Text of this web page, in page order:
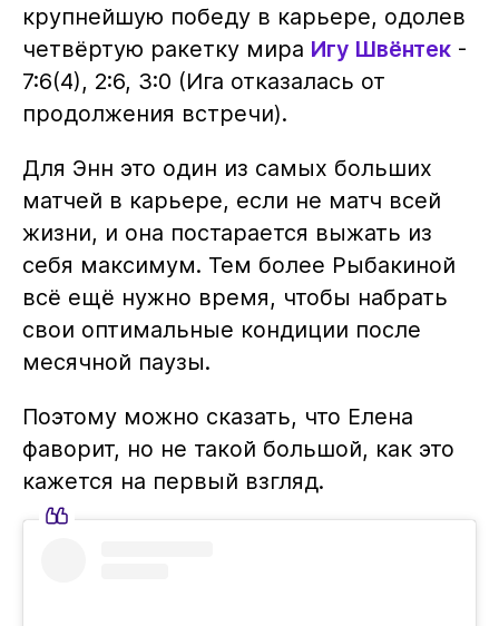
крупнейшую победу в карьере, одолев
четвёртую ракетку мира Игу Швёнтек-
7:6(4), 2:6, 3:0 (Ига отказалась от
продолжения встречи).
Для Энн это один из самых больших
матчей в карьере, если не матч всей
жизни, и она постарается выжать из
себя максимум. Тем более Рыбакиной
всё ещё нужно время, чтобы набрать
свои оптимальные кондиции после
месячной паузы.
Поэтому можно сказать, что Елена
фаворит, но не такой большой, как это
кажется на первый взгляд.